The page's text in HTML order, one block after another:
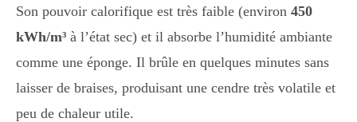
Son pouvoir calorifique est très faible (environ 450
kWh/m³ à l’état sec) et il absorbe l’humidité ambiante
comme une éponge. Il brûle en quelques minutes sans
laisser de braises, produisant une cendre très volatile et
peu de chaleur utile.